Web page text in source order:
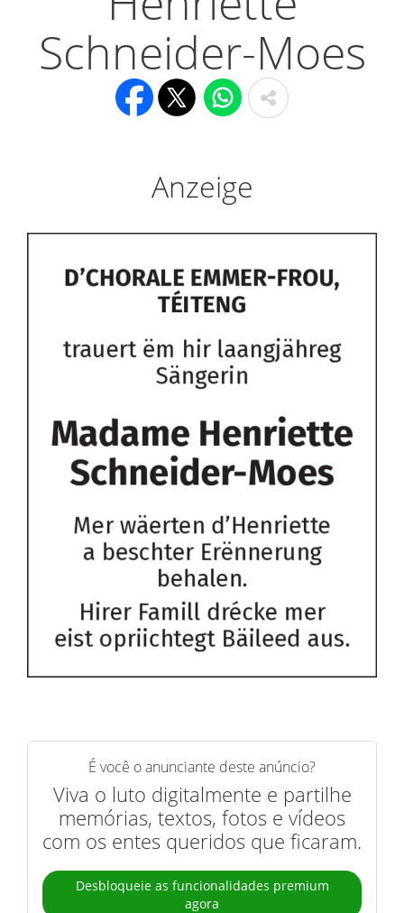
Schneider-Moes
Anzeige
É você o anunciante deste anúncio?
Viva o luto digitalmente e partilhe
memórias, textos, fotos e vídeos
com os entes queridos que ficaram.
Desbloqueie as funcionalidades premium
agora